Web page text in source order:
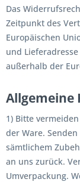
Das
Zeitpunkt des
Europäischen
und
außerhalb der
Allgemeine
1) Bitte
der Ware.
sämtlichem
an uns zurück.
Umverpackung.